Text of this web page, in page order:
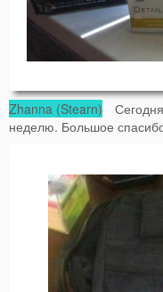
Zhanna (Stearn)
неделю. Большое